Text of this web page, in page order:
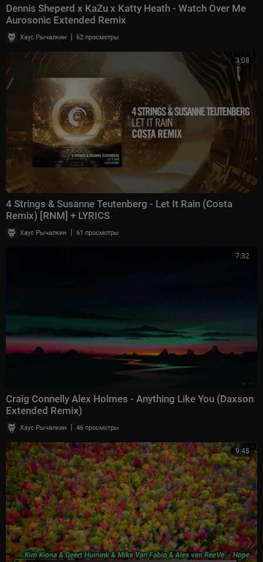
Dennis Sheperd x KaZu x Katty Heath - Watch Over Me
Aurosonic Extended Remix
Хаус Рычалкин | 62 просмотры
3:08
4 Strings & Susanne Teutenberg - Let It Rain (Costa
Remix) [RNM] + LYRICS
Хаус Рычалкин | 61 просмотры
7:32
Craig Connelly Alex Holmes - Anything Like You (Daxson
Extended Remix)
Хаус Рычалкин | 46 просмотры
9:45